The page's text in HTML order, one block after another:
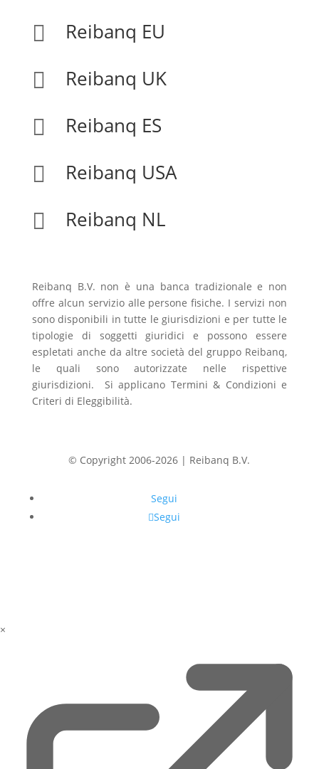

Reibanq EU

Reibanq UK

Reibanq ES

Reibanq USA

Reibanq NL
Reibanq B.V. non è una banca tradizionale e non
offre alcun servizio alle persone fisiche. I servizi non
sono disponibili in tutte le giurisdizioni e per tutte le
tipologie di soggetti giuridici e possono essere
espletati anche da altre società del gruppo Reibanq,
le quali sono autorizzate nelle rispettive
giurisdizioni. Si applicano Termini & Condizioni e
Criteri di Eleggibilità.
© Copyright 2006-2026 | Reibanq B.V.
Segui
Segui
×